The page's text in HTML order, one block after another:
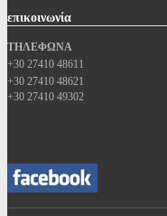
επικοινωνία
ΤΗΛΕΦΩΝΑ
+30 27410 48611
+30 27410 48621
+30 27410 49302